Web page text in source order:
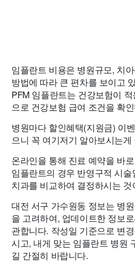
임플란트 비용은 병원규모, 치
방법에 따라 큰 편차를 보이고
PFM 임플란트는 건강보험이
으로 건강보험 급여 조건을 확
병원마다 할인혜택(지원금) 이
으니 꼭 여기저기 알아보시는
온라인을 통해 진료 예약을 바
임플란트의 경우 반영구적 시
치과를 비교하여 결정하시는 것
대전 서구 가수원동 정보는 병
을 고려하여, 업데이트한 정보
관합니다. 작성일 기준으로 변
시고, 내게 맞는 임플란트 병원
길 간절히 바랍니다.